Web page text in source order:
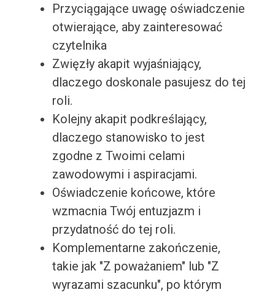
Przyciągające uwagę oświadczenie
otwierające, aby zainteresować
czytelnika
Zwięzły akapit wyjaśniający,
dlaczego doskonale pasujesz do tej
roli.
Kolejny akapit podkreślający,
dlaczego stanowisko to jest
zgodne z Twoimi celami
zawodowymi i aspiracjami.
Oświadczenie końcowe, które
wzmacnia Twój entuzjazm i
przydatność do tej roli.
Komplementarne zakończenie,
takie jak "Z poważaniem" lub "Z
wyrazami szacunku", po którym